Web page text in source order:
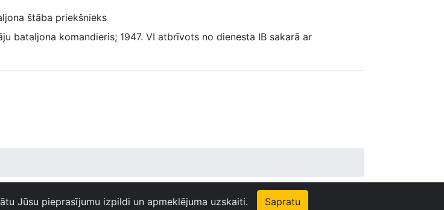
štāba priekšnieks
bataljona komandieris; 1947. VI atbrīvots no dienesta IB sakarā ar
Piekļūstamības paziņojums
Jūsu pieprasījumu izpildi un apmeklējuma uzskaiti. Sapratu